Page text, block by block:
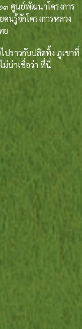
ศูนย์พัฒนาโครงการ
นรู้จักโครงการหลวง
ย
ปราวกับปลิดทิ้ง ภูเขาที่
ม่น่าเชื่อว่า ที่นี่